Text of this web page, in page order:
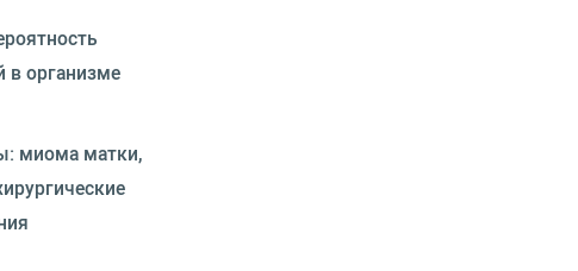
в организме
миома матки,